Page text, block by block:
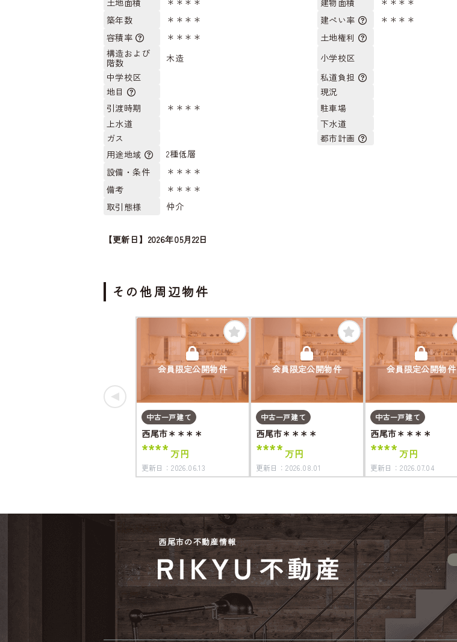
築年数
＊＊＊＊ 建ぺい率
＊＊＊＊
容積率
＊＊＊＊
土地権利
構造および
階数
木造
小学校区
中学校区
私道負担
地目
現況
引渡時期
＊＊＊＊
駐車場
上水道
下水道
ガス
都市計画
用途地域
2種低層
設備・条件
＊＊＊＊
備考
＊＊＊＊
取引態様
仲介
【更新日】2026年05月22日
その他周辺物件
会員限定公開物件
中古一戸建て
西尾市＊＊＊＊
**** 万円
更新日：2026.06.13
会員限定公開物件
中古一戸建て
西尾市＊＊＊＊
**** 万円
更新日：2026.08.01
会員限定公開物件
中古一戸建て
西尾市＊＊＊＊
**** 万円
更新日：2026.07.04
西尾市の不動産情報